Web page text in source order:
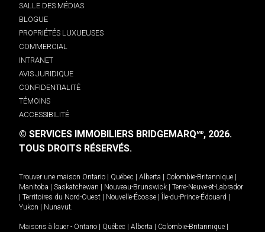
SALLE DES MÉDIAS
BLOGUE
PROPRIÉTÉS LUXUEUSES
COMMERCIAL
INTRANET
AVIS JURIDIQUE
CONFIDENTIALITÉ
TÉMOINS
ACCESSIBILITÉ
© SERVICES IMMOBILIERS BRIDGEMARQMD, 2026.
TOUS DROITS RÉSERVÉS.
Trouver une maison Ontario Québec Alberta Colombie-Britannique
Manitoba
Saskatchewan Nouveau-Brunswick
Terre-Neuve-et-Labrador
Territoires du Nord-Ouest Nouvelle-Écosse Île-du-Prince-Édouard
Yukon
Nunavut.
Maisons à louer - Ontario Québec Alberta Colombie-Britannique